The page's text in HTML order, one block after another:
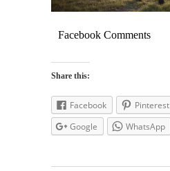
Facebook Comments
Share this:
Facebook Pinterest
Google
WhatsApp